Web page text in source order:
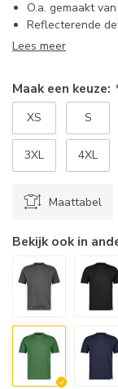
O.a. gemaakt
Reflecterende
Lees meer
Maak een keuze:
XS S
3XL 4XL
Maattabel
Bekijk ook in